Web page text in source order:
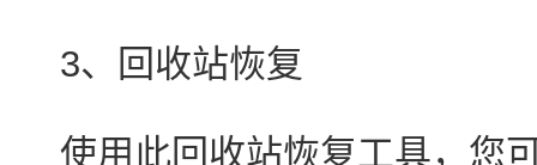
3、回收站恢复
使用此回收站恢复工具，您